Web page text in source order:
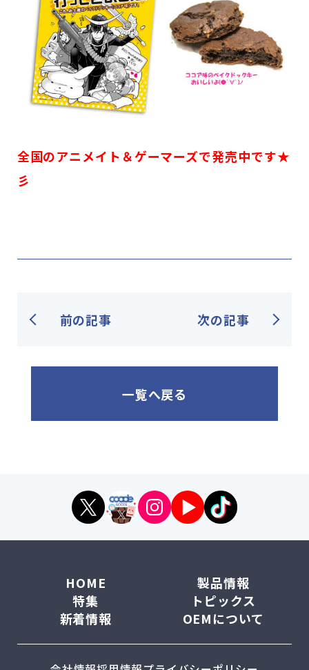
全国のアニメイト＆ゲーマーズで発売中です★
彡
前の記事
一覧へ戻る
次の記事
HOME
製品情報
特集
トピックス
新着情報
OEMについて